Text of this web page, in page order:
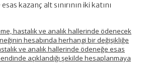
kazanç alt sınırının iki katını
hastalık ve analık hallerinde ödenecek
hesabında herhangi bir değişikliğe
ve analık hallerinde ödeneğe esas
açıklandığı şekilde hesaplanmaya